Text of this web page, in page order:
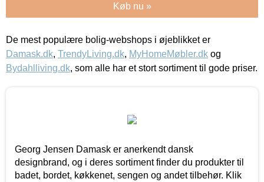
Køb nu »
De mest populære bolig-webshops i øjeblikket er
Damask.dk, TrendyLiving.dk, MyHomeMøbler.dk og
Bydahlliving.dk, som alle har et stort sortiment til gode priser.
Georg Jensen Damask er anerkendt dansk
designbrand, og i deres sortiment finder du produkter til
badet, bordet, køkkenet, sengen og andet tilbehør. Klik